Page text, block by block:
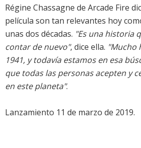
Régine Chassagne de Arcade Fire
película son tan relevantes hoy
unas dos décadas. "Es una historia
contar de nuevo", dice ella. "Mucho
1941, y todavía estamos en esa
que todas las personas acepten y
en este planeta".
Lanzamiento 11 de marzo de 2019.